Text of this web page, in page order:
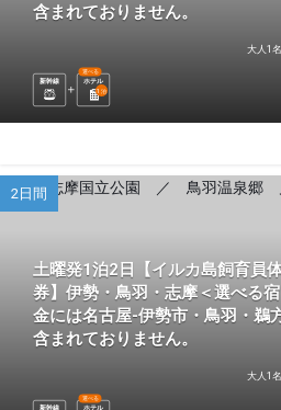
含まれておりません。
新幹線 ホテル
選べる
1 泊
大人1
2日間
土曜発1泊2日【イルカ島飼育員
券】伊勢・鳥羽・志摩＜選べ
金には名古屋-伊勢市・鳥羽・鵜
含まれておりません。
新幹線 ホテル
選べる
大人1